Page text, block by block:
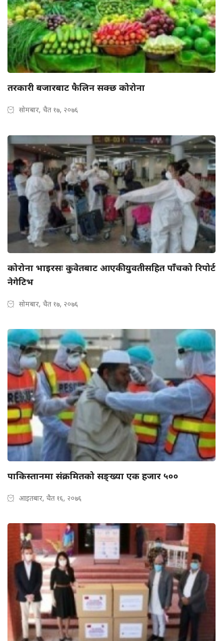
तरकारी बजारबाट फैलिन सक्छ कोरोना
सोमबार, चैत १७, २०७६
कोरोना भाइरसः कुवेतबाट आएकी युवतीसहित पाँचको रिपोर्ट
नेगेटिभ
सोमबार, चैत १७, २०७६
पाकिस्तानमा संक्रमितको सङ्ख्या एक हजार ५००
आइतबार, चैत १६, २०७६